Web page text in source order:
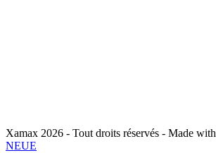
Xamax 2026 - Tout droits réservés - Made with
NEUE